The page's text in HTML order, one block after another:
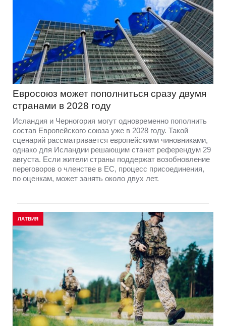
Евросоюз может пополниться сразу двумя
странами в 2028 году
Исландия и Черногория могут одновременно пополнить
состав Европейского союза уже в 2028 году. Такой
сценарий рассматривается европейскими чиновниками,
однако для Исландии решающим станет референдум 29
августа. Если жители страны поддержат возобновление
переговоров о членстве в ЕС, процесс присоединения,
по оценкам, может занять около двух лет.
ЛАТВИЯ